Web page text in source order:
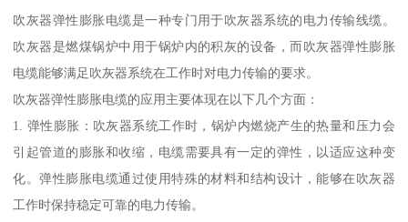
吹灰器弹性膨胀电缆是一种专门用于吹灰器系统的电力传输线缆。
吹灰器是燃煤锅炉中用于锅炉内的积灰的设备，而吹灰器弹性膨胀
电缆能够满足吹灰器系统在工作时对电力传输的要求。
吹灰器弹性膨胀电缆的应用主要体现在以下几个方面：
1. 弹性膨胀：吹灰器系统工作时，锅炉内燃烧产生的热量和压力会
引起管道的膨胀和收缩，电缆需要具有一定的弹性，以适应这种变
化。弹性膨胀电缆通过使用特殊的材料和结构设计，能够在吹灰器
工作时保持稳定可靠的电力传输。